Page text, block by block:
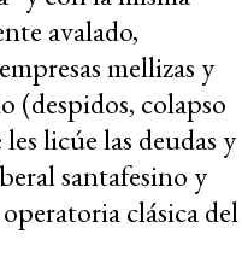
avalado,
mellizas y
(despidos, colapso
licúe las deudas y
santafesino y
clásica del